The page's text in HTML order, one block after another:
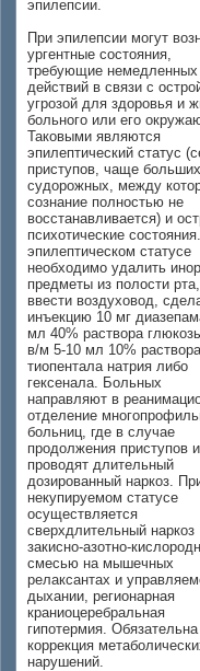
эпилепсии.
При эпилепсии могут
ургентные состояния,
требующие немедленных
действий в связи с
угрозой для здоровья и
больного или его
Таковыми являются
эпилептический статус
приступов, чаще больших
судорожных, между
сознание полностью не
восстанавливается) и
психотические
эпилептическом статусе
необходимо удалить
предметы из полости рта,
ввести воздуховод,
инъекцию 10 мг
мл 40% раствора
в/м 5-10 мл 10% раствора
тиопентала натрия либо
гексенала. Больных
направляют в
отделение
больниц, где в случае
продолжения приступов
проводят длительный
дозированный наркоз.
некупируемом статусе
осуществляется
сверхдлительный наркоз
закисно-азотно-
смесью на мышечных
релаксантах и
дыхании, регионарная
краниоцеребральная
гипотермия. Обязательна
коррекция
нарушений.